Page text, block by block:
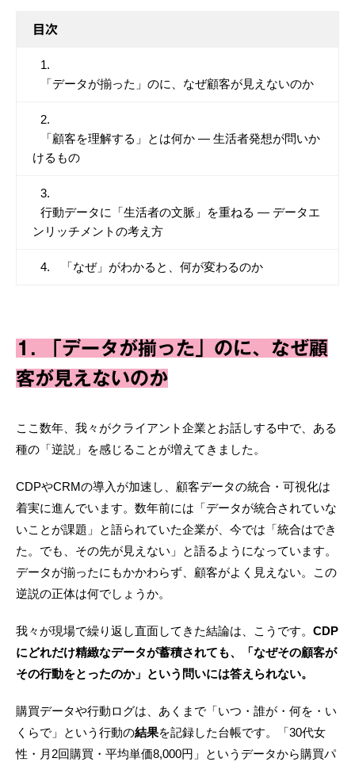
目次
「データが揃った」のに、なぜ顧客が見えないのか
「顧客を理解する」とは何か ― 生活者発想が問いか
けるもの
行動データに「生活者の文脈」を重ねる ― データエ
ンリッチメントの考え方
「なぜ」がわかると、何が変わるのか
1. 「データが揃った」のに、なぜ顧
客が見えないのか
ここ数年、我々がクライアント企業とお話しする中で、ある
種の「逆説」を感じることが増えてきました。
CDPやCRMの導入が加速し、顧客データの統合・可視化は
着実に進んでいます。数年前には「データが統合されていな
いことが課題」と語られていた企業が、今では「統合はでき
た。でも、その先が見えない」と語るようになっています。
データが揃ったにもかかわらず、顧客がよく見えない。この
逆説の正体は何でしょうか。
我々が現場で繰り返し直面してきた結論は、こうです。 CDP
にどれだけ精緻なデータが蓄積されても、「なぜその顧客が
その行動をとったのか」という問いには答えられない。
購買データや行動ログは、あくまで「いつ・誰が・何を・い
くらで」という行動の結果を記録した台帳です。「30代女
性・月2回購買・平均単価8,000円」というデータから購買パ